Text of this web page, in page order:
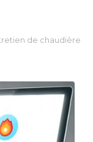
de chaudière